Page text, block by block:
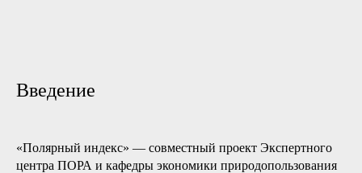
Введение
«Полярный индекс» — совместный проект Экспертного
центра ПОРА и кафедры экономики природопользования